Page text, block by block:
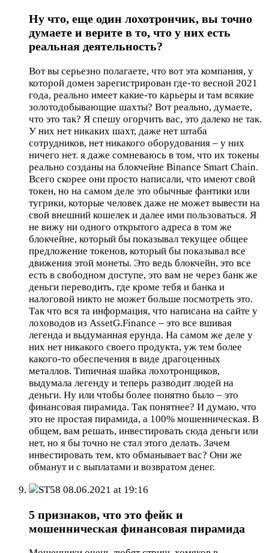
Ну что, еще один лохотрончик, вы точно
думаете и верите в то, что у них есть
реальная деятельность?
Вот вы серьезно полагаете, что вот эта компания, у
которой домен зарегистрирован где-то весной 2021
года, реально имеет какие-то карьеры и там всякие
золотодобывающие шахты? Вот реально, думаете,
что это так? Я спешу огорчить вас, это далеко не так.
У них нет никаких шахт, даже нет штаба
сотрудников, нет никакого оборудования – у них
ничего нет. я даже сомневаюсь в том, что их токены
реально созданы на блокчейне Binance Smart Chain.
Всего скорее они просто написали, что имеют свой
токен, но на самом деле это обычные фантики или
тугрики, которые человек даже не может вывести на
свой внешний кошелек и далее ими пользоваться. Я
не вижу ни одного открытого адреса в том же
блокчейне, который бы показывал текущее общее
предложение токенов, который бы показывал все
движения этой монеты. Это ведь блокчейн, это все
есть в свободном доступе, это вам не через банк же
деньги переводить, где кроме тебя и банка и
налоговой никто не может больше посмотреть это.
Так что вся та информация, что написана на сайте у
лоховодов из AssetG.Finance – это все вшивая
легенда и выдуманная ерунда. На самом же деле у
них нет никакого своего продукта, уж тем более
какого-то обеспечения в виде драгоценных
металлов. Типичная шайка лохотронщиков,
выдумала легенду и теперь разводит людей на
деньги. Ну или чтобы более понятно было – это
финансовая пирамида. Так понятнее? И думаю, что
это не простая пирамида, а 100% мошенническая. В
общем, вам решать, инвестировать сюда деньги или
нет, но я бы точно не стал этого делать. Зачем
инвестировать тем, кто обманывает вас? Они же
обманут и с выплатами и возвратом денег.
ST58 08.06.2021 at 19:16
5 признаков, что это фейк и
мошенническая финансовая пирамида